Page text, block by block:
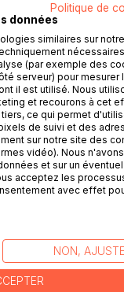
l'écriture d'un
lui, être pure
décidé de réécrire
rue comme
est mise en abyme
vulgarité.
Politique de
données
similaires sur
(par exemple des
serveur) pour mesurer
il est utilisé. Nous
et recourons à cet
ce qui permet
de suivi et des
sur notre site des
vidéo). Nous
et sur un
acceptez les
avec effet
NON,